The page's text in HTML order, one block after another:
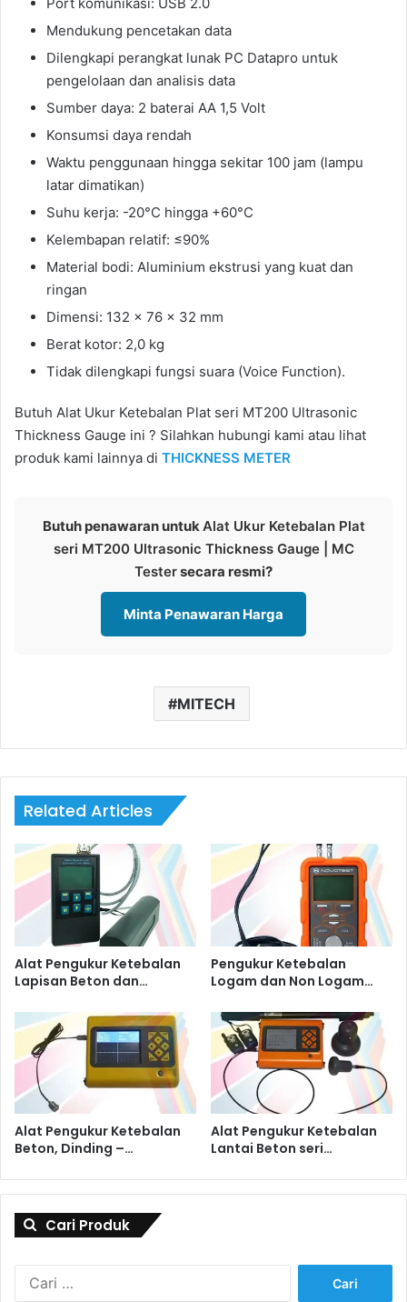
Mendukung pencetakan data
Dilengkapi perangkat lunak PC Datapro untuk
pengelolaan dan analisis data
Sumber daya: 2 baterai AA 1,5 Volt
Konsumsi daya rendah
Waktu penggunaan hingga sekitar 100 jam (lampu
latar dimatikan)
Suhu kerja: -20°C hingga +60°C
Kelembapan relatif: ≤90%
Material bodi: Aluminium ekstrusi yang kuat dan
ringan
Dimensi: 132 × 76 × 32 mm
Berat kotor: 2,0 kg
Tidak dilengkapi fungsi suara (Voice Function).
Butuh Alat Ukur Ketebalan Plat seri MT200 Ultrasonic
Thickness Gauge ini ? Silahkan hubungi kami atau lihat
produk kami lainnya di THICKNESS METER
Butuh penawaran untuk Alat Ukur Ketebalan Plat
seri MT200 Ultrasonic Thickness Gauge | MC
Testersecara resmi?
Minta Penawaran Harga
MITECH
Related Articles
Alat Pengukur Ketebalan
Lapisan Beton dan…
Pengukur Ketebalan
Logam dan Non Logam…
Alat Pengukur Ketebalan
Beton, Dinding –…
Alat Pengukur Ketebalan
Lantai Beton seri…
Cari Produk